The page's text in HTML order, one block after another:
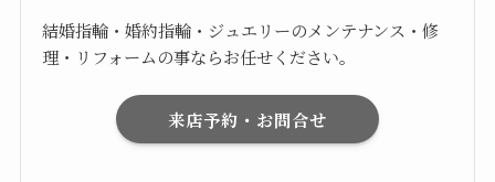
結婚指輪・婚約指輪・ジュエリーのメンテナンス・修
理・リフォームの事ならお任せください。
来店予約・お問合せ